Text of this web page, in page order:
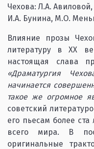
Чехова: Л.А.
И.А. Бунина, М.О.
Влияние прозы
литературу в ХХ
настоящая слава
«Драматургия
начинается
такое же огромное
советский
его пьесам более
всего мира. В
оригинальные